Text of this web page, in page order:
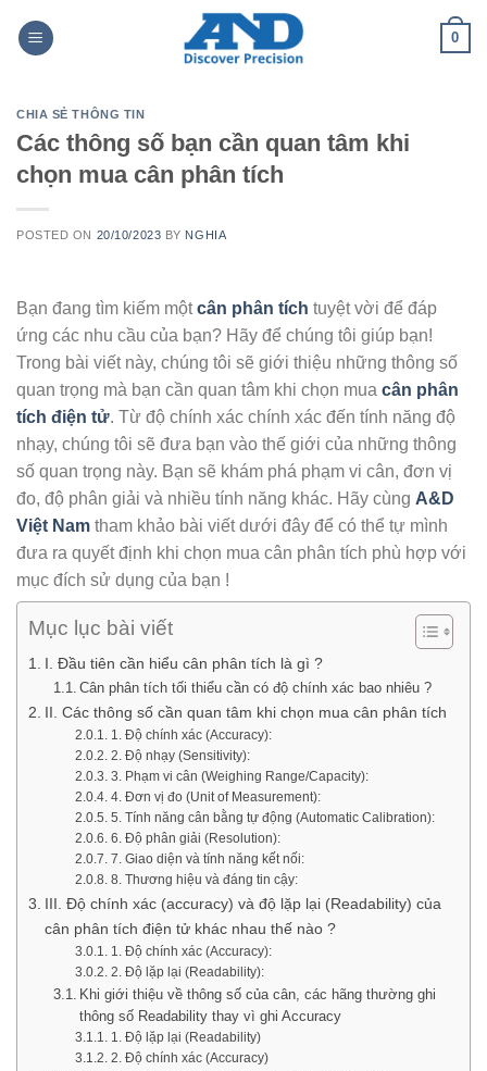
0
CHIA SẺ THÔNG TIN
Các thông số bạn cần quan tâm khi
chọn mua cân phân tích
POSTED ON 20/10/2023 BY NGHIA
Bạn đang tìm kiếm mộtcân phân tích tuyệt vời để đáp
ứng các nhu cầu của bạn? Hãy để chúng tôi giúp bạn!
Trong bài viết này, chúng tôi sẽ giới thiệu những thông số
quan trọng mà bạn cần quan tâm khi chọn mua cân phân
tích điện tử. Từ độ chính xác chính xác đến tính năng độ
nhạy, chúng tôi sẽ đưa bạn vào thế giới của những thông
số quan trọng này. Bạn sẽ khám phá phạm vi cân, đơn vị
đo, độ phân giải và nhiều tính năng khác. Hãy cùng A&D
Việt Nam tham khảo bài viết dưới đây để có thể tự mình
đưa ra quyết định khi chọn mua cân phân tích phù hợp với
mục đích sử dụng của bạn !
Mục lục bài viết
I. Đầu tiên cần hiểu cân phân tích là gì ?
Cân phân tích tối thiểu cần có độ chính xác bao nhiêu ?
II. Các thông số cần quan tâm khi chọn mua cân phân tích
1. Độ chính xác (Accuracy):
2. Độ nhạy (Sensitivity):
3. Phạm vi cân (Weighing Range/Capacity):
4. Đơn vị đo (Unit of Measurement):
5. Tính năng cân bằng tự động (Automatic Calibration):
6. Độ phân giải (Resolution):
7. Giao diện và tính năng kết nối:
8. Thương hiệu và đáng tin cậy:
III. Độ chính xác (accuracy) và độ lặp lại (Readability) của
cân phân tích điện tử khác nhau thế nào ?
1. Độ chính xác (Accuracy):
2. Độ lặp lại (Readability):
Khi giới thiệu về thông số của cân, các hãng thường ghi
thông số Readability thay vì ghi Accuracy
1. Độ lặp lại (Readability)
2. Độ chính xác (Accuracy)